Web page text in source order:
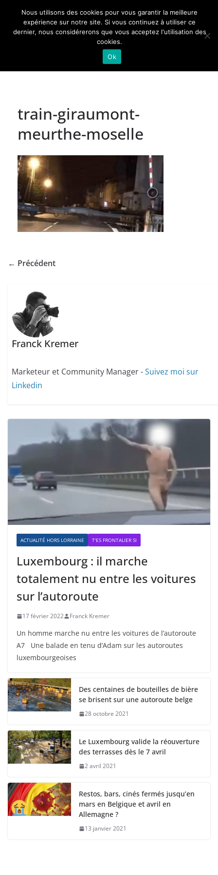
contenu
Actualités de Lorraine pour les Lorrains
train-giraumont-
meurthe-moselle
← Précédent
Franck Kremer
Marketeur et Community Manager -Suivez moi sur
Linkedin
ACTUALITÉ HORS LORRAINE T'ES FRONTALIER SI
Luxembourg : il marche
totalement nu entre les voitures
sur l’autoroute
17 février 2022 Franck Kremer
Un homme marche nu entre les voitures de l’autoroute
A7 Une balade en tenu d’Adam sur les autoroutes
luxembourgeoises
Des centaines de bouteilles de bière
se brisent sur une autoroute belge
28 octobre 2021
Le Luxembourg valide la réouverture
des terrasses dès le 7 avril
2 avril 2021
Restos, bars, cinés fermés jusqu’en
mars en Belgique et avril en
Allemagne ?
13 janvier 2021
Nous utilisons des cookies pour vous garantir la meilleure
expérience sur notre site. Si vous continuez à utiliser ce
dernier, nous considérerons que vous acceptez l'utilisation des
cookies.
Ok